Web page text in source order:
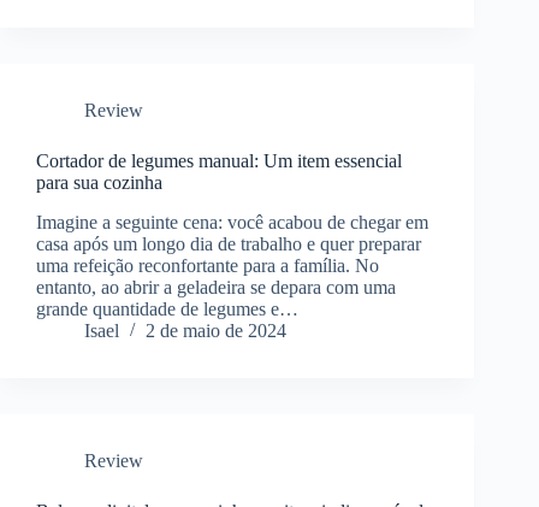
Review
Cortador de legumes manual: Um item essencial
para sua cozinha
Imagine a seguinte cena: você acabou de chegar em
casa após um longo dia de trabalho e quer preparar
uma refeição reconfortante para a família. No
entanto, ao abrir a geladeira se depara com uma
grande quantidade de legumes e…
Isael
2 de maio de 2024
Review